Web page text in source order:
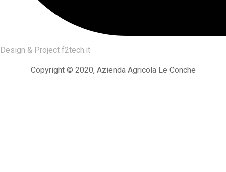
Design & Project f2tech.it
Copyright © 2020, Azienda Agricola Le Conche